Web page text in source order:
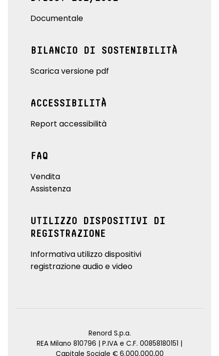
Documentale
BILANCIO DI SOSTENIBILITÀ
Scarica versione pdf
ACCESSIBILITÀ
Report accessibilità
FAQ
Vendita
Assistenza
UTILIZZO DISPOSITIVI DI
REGISTRAZIONE
Informativa utilizzo dispositivi
registrazione audio e video
Renord S.p.a.
REA Milano 810796 | P.IVA e C.F. 00858180151 |
Capitale Sociale € 6.000.000,00